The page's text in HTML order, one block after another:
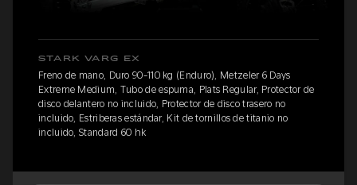
STARK VARG EX
Freno de mano, Duro 90-110 kg (Enduro), Metzeler 6 Days
Extreme Medium, Tubo de espuma, Plats Regular, Protector de
disco delantero no incluido, Protector de disco trasero no
incluido, Estriberas estándar, Kit de tornillos de titanio no
incluido, Standard 60 hk